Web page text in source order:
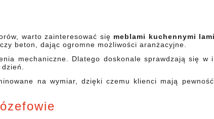
warto zainteresować się meblami kuchennymi
beton, dając ogromne możliwości aranżacyjne.
mechaniczne. Dlatego doskonale sprawdzają się w
na wymiar, dzięki czemu klienci mają